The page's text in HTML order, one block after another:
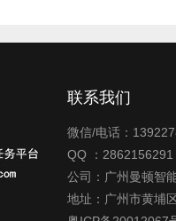
联系我们
微信/电话：
QQ ：2862156291
公司：广州曼顿智
地址：广州市黄埔